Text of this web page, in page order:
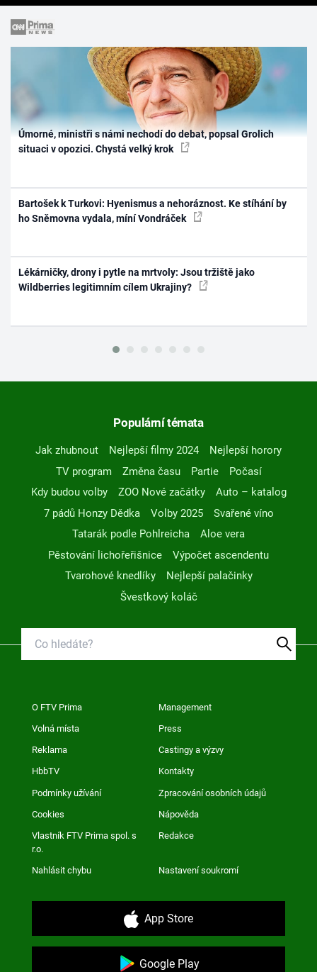
Úmorné, ministři s námi nechodí do debat, popsal Grolich
situaci v opozici. Chystá velký krok
Bartošek k Turkovi: Hyenismus a nehoráznost. Ke stíhání by
ho Sněmovna vydala, míní Vondráček
Lékárničky, drony i pytle na mrtvoly: Jsou tržiště jako
Wildberries legitimním cílem Ukrajiny?
Populární témata
Jak zhubnout Nejlepší filmy 2024
Nejlepší horory
TV program
Změna času Partie
Počasí
Kdy budou volby
ZOO Nové začátky
Auto – katalog
7 pádů Honzy Dědka
Volby 2025
Svařené víno
Tatarák podle Pohlreicha
Aloe vera
Pěstování lichořeřišnice
Výpočet ascendentu
Tvarohové knedlíky
Nejlepší palačinky
Švestkový koláč
O FTV Prima Management
Volná místa Press
Reklama Castingy a výzvy
HbbTV Kontakty
Podmínky užívání Zpracování osobních údajů
Cookies Nápověda
Vlastník FTV Prima spol. s
r.o.
Redakce
Nahlásit chybu Nastavení soukromí
App Store
Google Play